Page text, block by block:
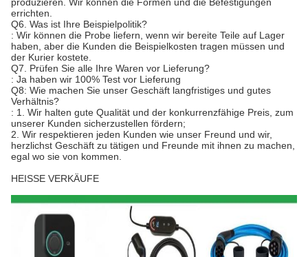
errichten.
Q6. Was ist Ihre Beispielpolitik?
: Wir können die Probe liefern, wenn wir bereite Teile auf Lager
haben, aber die Kunden die Beispielkosten tragen müssen und
der Kurier kostete.
Q7. Prüfen Sie alle Ihre Waren vor Lieferung?
: Ja haben wir 100% Test vor Lieferung
Q8: Wie machen Sie unser Geschäft langfristiges und gutes
Verhältnis?
: 1. Wir halten gute Qualität und der konkurrenzfähige Preis, zum
unserer Kunden sicherzustellen fördern;
2. Wir respektieren jeden Kunden wie unser Freund und wir,
herzlichst Geschäft zu tätigen und Freunde mit ihnen zu machen,
egal wo sie von kommen.
HEISSE VERKÄUFE